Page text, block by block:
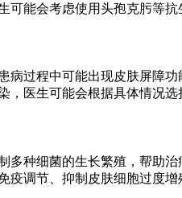
能会考虑使用头孢克肟等
病过程中可能出现皮肤屏障
医生可能会根据具体情况
多种细菌的生长繁殖，帮助
调节、抑制皮肤细胞过度增